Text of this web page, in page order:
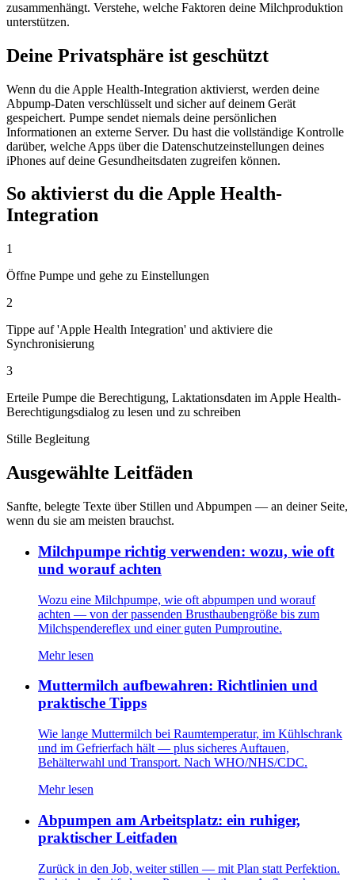
zusammenhängt. Verstehe, welche Faktoren deine Milchproduktion
unterstützen.
Deine Privatsphäre ist geschützt
Wenn du die Apple Health-Integration aktivierst, werden deine
Abpump-Daten verschlüsselt und sicher auf deinem Gerät
gespeichert. Pumpe sendet niemals deine persönlichen
Informationen an externe Server. Du hast die vollständige Kontrolle
darüber, welche Apps über die Datenschutzeinstellungen deines
iPhones auf deine Gesundheitsdaten zugreifen können.
So aktivierst du die Apple Health-
Integration
1
Öffne Pumpe und gehe zu Einstellungen
2
Tippe auf 'Apple Health Integration' und aktiviere die
Synchronisierung
3
Erteile Pumpe die Berechtigung, Laktationsdaten im Apple Health-
Berechtigungsdialog zu lesen und zu schreiben
Stille Begleitung
Ausgewählte Leitfäden
Sanfte, belegte Texte über Stillen und Abpumpen — an deiner Seite,
wenn du sie am meisten brauchst.
Milchpumpe richtig verwenden: wozu, wie oft
und worauf achten
Wozu eine Milchpumpe, wie oft abpumpen und worauf
achten — von der passenden Brusthaubengröße bis zum
Milchspendereflex und einer guten Pumproutine.
Mehr lesen
Muttermilch aufbewahren: Richtlinien und
praktische Tipps
Wie lange Muttermilch bei Raumtemperatur, im Kühlschrank
und im Gefrierfach hält — plus sicheres Auftauen,
Behälterwahl und Transport. Nach WHO/NHS/CDC.
Mehr lesen
Abpumpen am Arbeitsplatz: ein ruhiger,
praktischer Leitfaden
Zurück in den Job, weiter stillen — mit Plan statt Perfektion.